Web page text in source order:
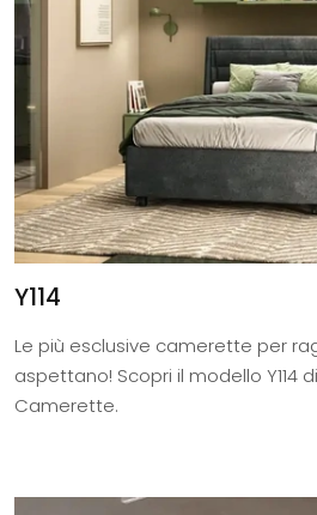
Y114
Le più esclusive camerette per
aspettano! Scopri il modello Y114
Camerette.